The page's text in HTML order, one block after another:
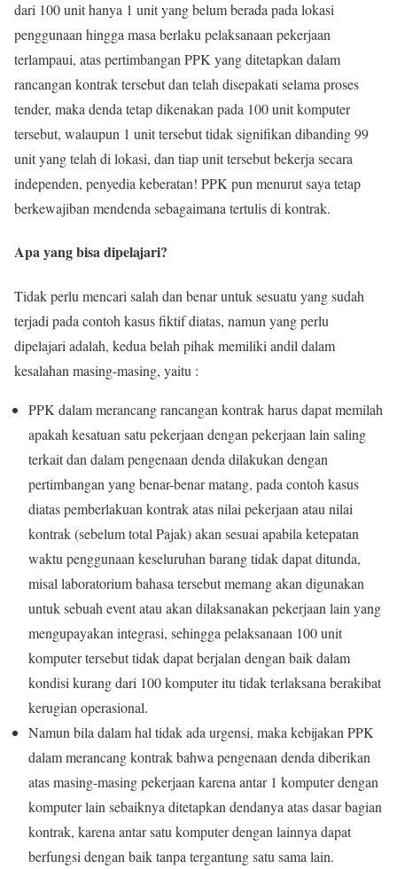
dari 100 unit hanya 1 unit yang belum berada pada lokasi
penggunaan hingga masa berlaku pelaksanaan pekerjaan
terlampaui, atas pertimbangan PPK yang ditetapkan dalam
rancangan kontrak tersebut dan telah disepakati selama proses
tender, maka denda tetap dikenakan pada 100 unit komputer
tersebut, walaupun 1 unit tersebut tidak signifikan dibanding 99
unit yang telah di lokasi, dan tiap unit tersebut bekerja secara
independen, penyedia keberatan! PPK pun menurut saya tetap
berkewajiban mendenda sebagaimana tertulis di kontrak.
Apa yang bisa dipelajari?
Tidak perlu mencari salah dan benar untuk sesuatu yang sudah
terjadi pada contoh kasus fiktif diatas, namun yang perlu
dipelajari adalah, kedua belah pihak memiliki andil dalam
kesalahan masing-masing, yaitu :
PPK dalam merancang rancangan kontrak harus dapat memilah
apakah kesatuan satu pekerjaan dengan pekerjaan lain saling
terkait dan dalam pengenaan denda dilakukan dengan
pertimbangan yang benar-benar matang, pada contoh kasus
diatas pemberlakuan kontrak atas nilai pekerjaan atau nilai
kontrak (sebelum total Pajak) akan sesuai apabila ketepatan
waktu penggunaan keseluruhan barang tidak dapat ditunda,
misal laboratorium bahasa tersebut memang akan digunakan
untuk sebuah event atau akan dilaksanakan pekerjaan lain yang
mengupayakan integrasi, sehingga pelaksanaan 100 unit
komputer tersebut tidak dapat berjalan dengan baik dalam
kondisi kurang dari 100 komputer itu tidak terlaksana berakibat
kerugian operasional.
Namun bila dalam hal tidak ada urgensi, maka kebijakan PPK
dalam merancang kontrak bahwa pengenaan denda diberikan
atas masing-masing pekerjaan karena antar 1 komputer dengan
komputer lain sebaiknya ditetapkan dendanya atas dasar bagian
kontrak, karena antar satu komputer dengan lainnya dapat
berfungsi dengan baik tanpa tergantung satu sama lain.